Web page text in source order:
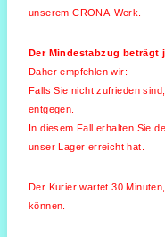
unserem CRONA-Werk.
Der Mindestabzug beträgt
Daher empfehlen wir:
Falls Sie nicht zufrieden
entgegen.
In diesem Fall erhalten Sie
unser Lager erreicht hat.
Der Kurier wartet 30
können.